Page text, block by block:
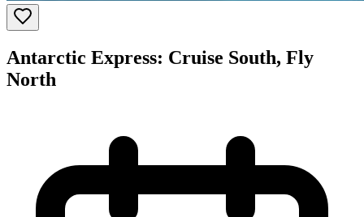
Antarctic Express: Cruise South, Fly
North